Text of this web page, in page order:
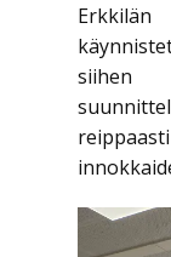
Erkkilän
siihen